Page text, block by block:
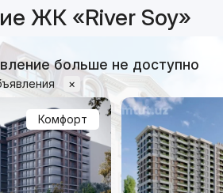
ЖК «River Soy»
больше не доступно
×
Комфорт